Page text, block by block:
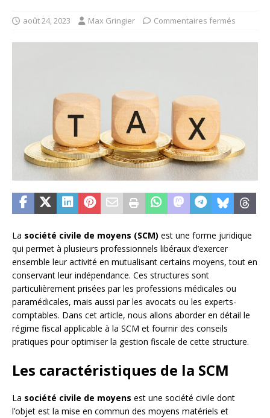
août 24, 2023 Max Gringier Commentaires fermés
La société civile de moyens (SCM) est une forme juridique
qui permet à plusieurs professionnels libéraux d’exercer
ensemble leur activité en mutualisant certains moyens, tout en
conservant leur indépendance. Ces structures sont
particulièrement prisées par les professions médicales ou
paramédicales, mais aussi par les avocats ou les experts-
comptables. Dans cet article, nous allons aborder en détail le
régime fiscal applicable à la SCM et fournir des conseils
pratiques pour optimiser la gestion fiscale de cette structure.
Les caractéristiques de la SCM
La société civile de moyens est une société civile dont
l’objet est la mise en commun des moyens matériels et